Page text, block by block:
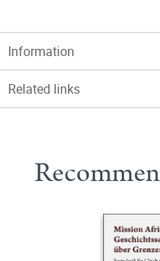
Information
Related links